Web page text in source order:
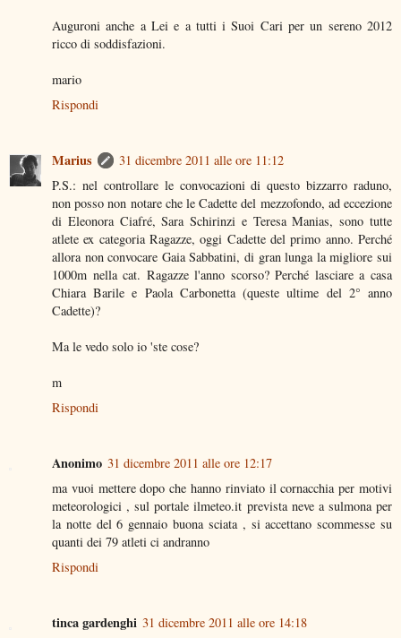
Auguroni anche a Lei e a tutti i Suoi Cari per un sereno 2012
ricco di soddisfazioni.
mario
Rispondi
Marius
31 dicembre 2011 alle ore 11:12
P.S.: nel controllare le convocazioni di questo bizzarro raduno,
non posso non notare che le Cadette del mezzofondo, ad eccezione
di Eleonora Ciafré, Sara Schirinzi e Teresa Manias, sono tutte
atlete ex categoria Ragazze, oggi Cadette del primo anno. Perché
allora non convocare Gaia Sabbatini, di gran lunga la migliore sui
1000m nella cat. Ragazze l'anno scorso? Perché lasciare a casa
Chiara Barile e Paola Carbonetta (queste ultime del 2° anno
Cadette)?
Ma le vedo solo io 'ste cose?
m
Rispondi
Anonimo 31 dicembre 2011 alle ore 12:17
ma vuoi mettere dopo che hanno rinviato il cornacchia per motivi
meteorologici , sul portale ilmeteo.it prevista neve a sulmona per
la notte del 6 gennaio buona sciata , si accettano scommesse su
quanti dei 79 atleti ci andranno
Rispondi
tinca gardenghi 31 dicembre 2011 alle ore 14:18